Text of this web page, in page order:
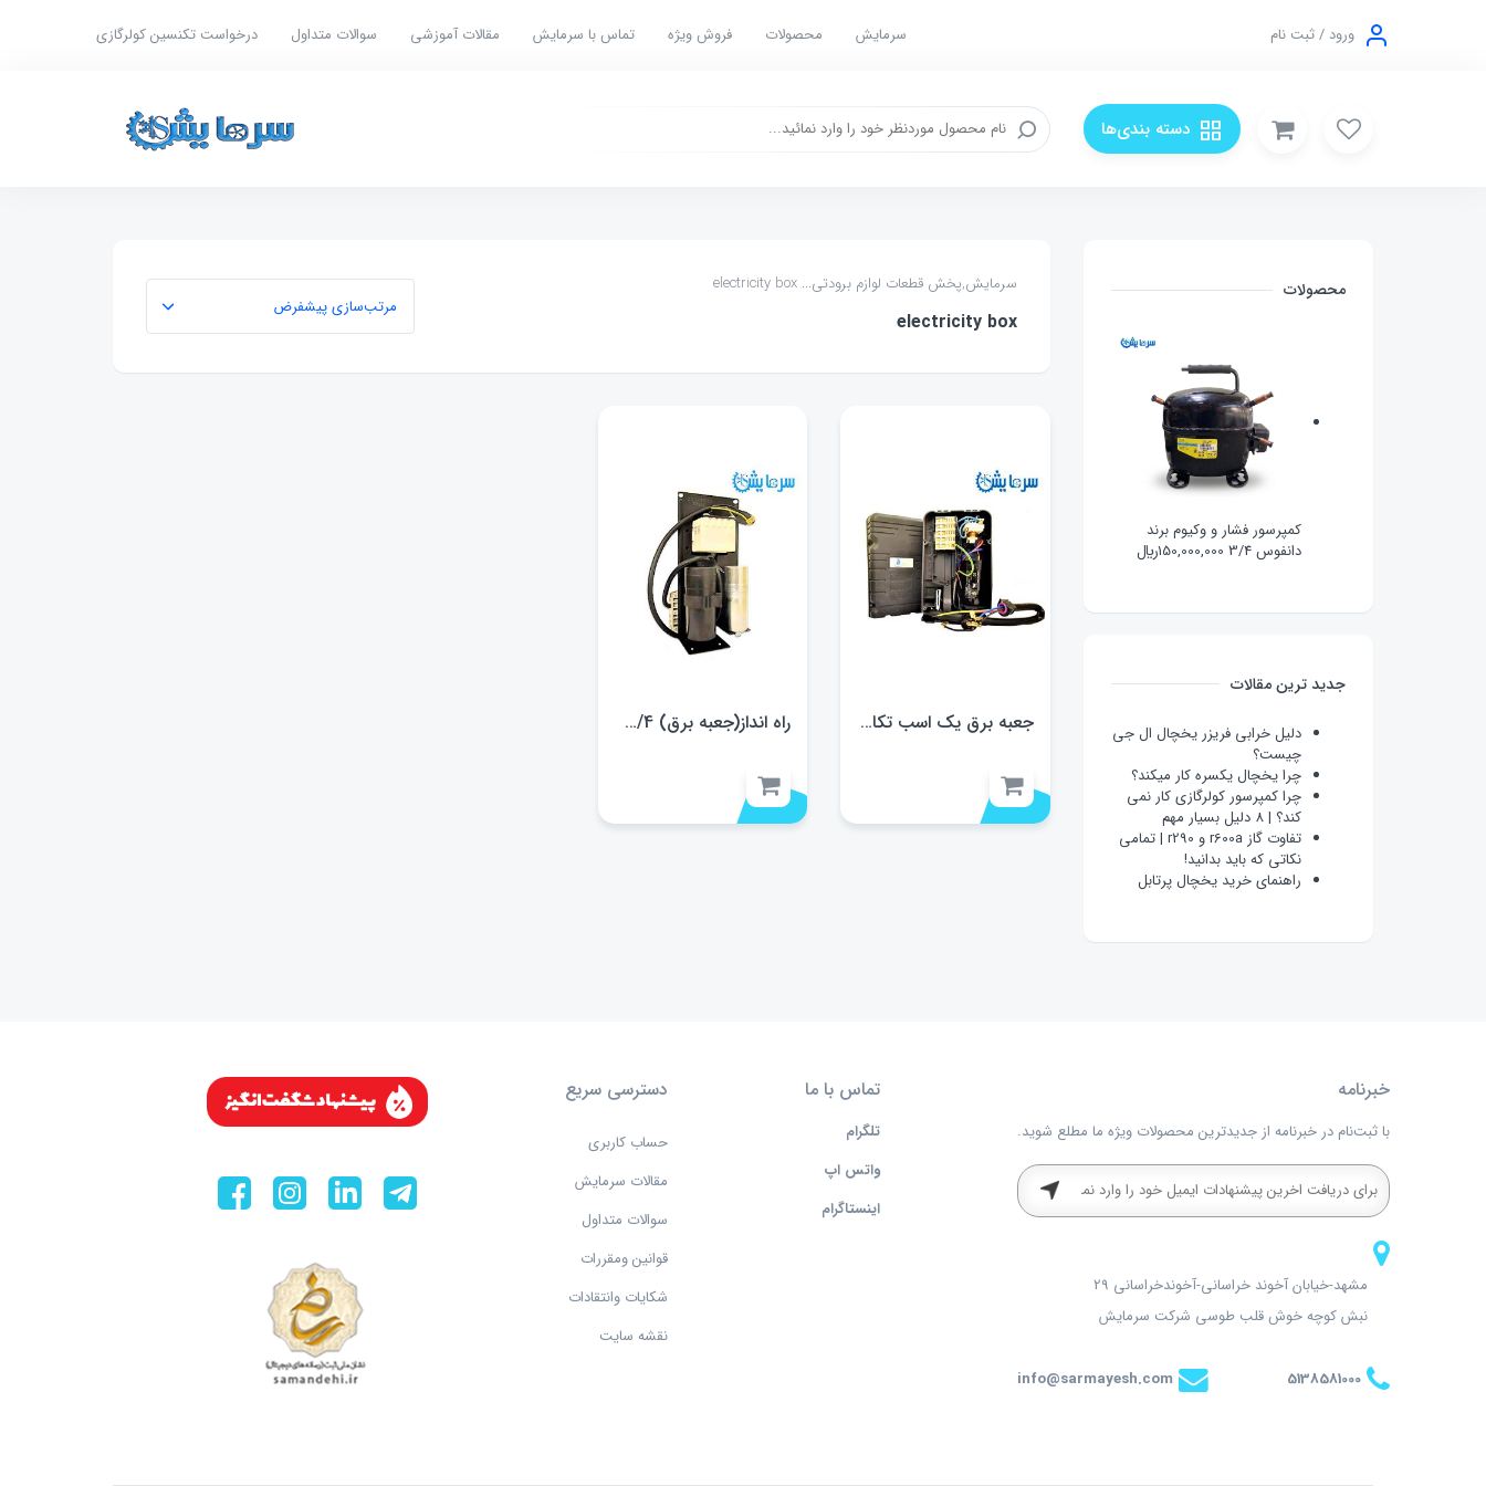
ورود / ثبت نام سرمایش محصولات فروش ویژه تماس با سرمایش مقالات آموزشی سوالات متداول درخواست تکنسین کولرگازی
دسته بندی‌ها
سرمایش,پخش قطعات لوازم برودتی... electricity box
electricity box
جعبه برق یک اسب تکامسه راه انداز(جعبه برق) 3/4 دانفوس
محصولات
کمپرسور فشار و وکیوم برند
دانفوس 3/4
150,000,000﷼
جدید ترین مقالات
دلیل خرابی فریزر یخچال ال جی
چیست؟
چرا یخچال یکسره کار میکند؟
چرا کمپرسور کولرگازی کار نمی
کند؟ | 8 دلیل بسیار مهم
تفاوت گاز r600a و r290 | تمامی
نکاتی که باید بدانید!
راهنمای خرید یخچال پرتابل
خبرنامه
با ثبت‌نام در خبرنامه از جدیدترین محصولات ویژه ما مطلع شوید.
مشهد-خیابان آخوند خراسانی-آخوندخراسانی 29
نبش کوچه خوش قلب طوسی شرکت سرمایش
5138581000
info@sarmayesh.com
تماس با ما
تلگرام
واتس اپ
اینستاگرام
دسترسی سریع
حساب کاربری
مقالات سرمایش
سوالات متداول
قوانین ومقررات
شکایات وانتقادات
نقشه سایت